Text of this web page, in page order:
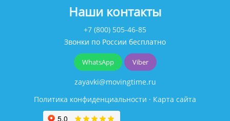
Наши контакты
+7 (800) 505-46-85
Звонки по России бесплатно
WhatsApp Viber
zayavki@movingtime.ru
Политика конфиденциальности · Карта сайта